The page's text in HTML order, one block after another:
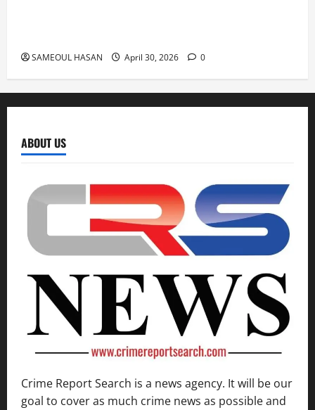
SAMEOUL HASAN April 30, 2026 0
ABOUT US
Crime Report Search is a news agency. It will be our
goal to cover as much crime news as possible and